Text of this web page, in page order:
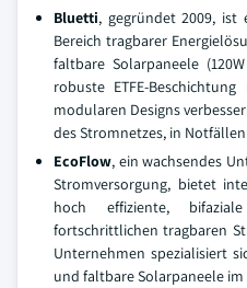
Bluetti, gegründet 2009, ist
Bereich tragbarer
faltbare Solarpaneele
robuste ETFE-
modularen Designs
des Stromnetzes, in
EcoFlow, ein wachsendes
Stromversorgung, bietet
hoch effiziente,
fortschrittlichen tragbaren
Unternehmen spezialisiert
und faltbare Solarpaneele im